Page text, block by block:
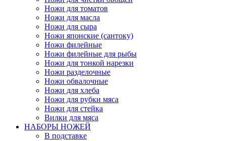
Ножи для томатов
Ножи для масла
Ножи для сыра
Ножи японские (сантоку)
Ножи филейные
Ножи филейные для рыбы
Ножи для тонкой нарезки
Ножи разделочные
Ножи обвалочные
Ножи для хлеба
Ножи для рубки мяса
Ножи для стейка
Вилки для мяса
НАБОРЫ НОЖЕЙ
В подставке